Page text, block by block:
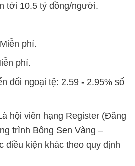
tới 10.5 tỷ đồng/người.
phí.
phí.
đổi ngoại tệ: 2.59 - 2.95% số
hội viên hạng Register (Đăng
trình Bông Sen Vàng –
điều kiện khác theo quy định